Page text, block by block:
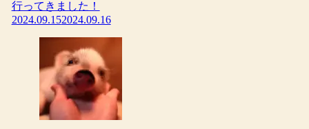
行ってきました！
2024.09.152024.09.16